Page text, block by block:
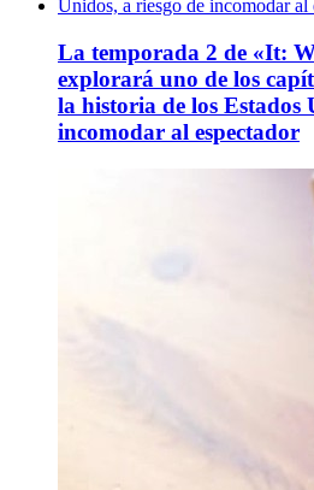
La temporada 2 de «It:
explorará uno de los
la historia de los Estados
incomodar al espectador